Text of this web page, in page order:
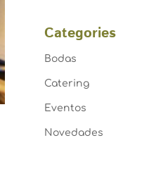
Categories
Bodas
Catering
Eventos
Novedades